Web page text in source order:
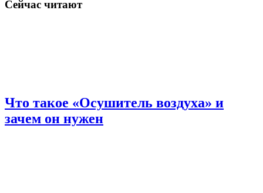
Сейчас читают
Что такое «Осушитель воздуха» и
зачем он нужен